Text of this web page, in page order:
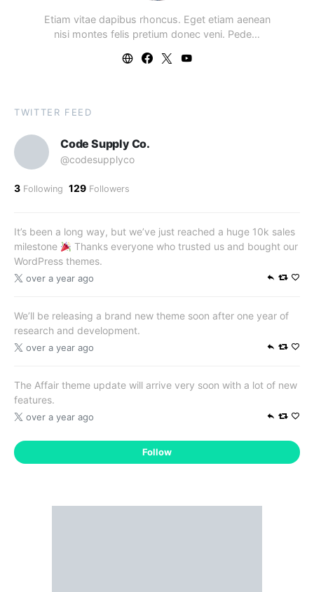
Etiam vitae dapibus rhoncus. Eget etiam aenean
nisi montes felis pretium donec veni. Pede…
TWITTER FEED
Code Supply Co.
@codesupplyco
3 Following 129 Followers
It’s been a long way, but we’ve just reached a huge 10k sales
milestone
Thanks everyone who trusted us and bought our
WordPress themes.
over a year ago
We’ll be releasing a brand new theme soon after one year of
research and development.
over a year ago
The Affair theme update will arrive very soon with a lot of new
features.
over a year ago
Follow